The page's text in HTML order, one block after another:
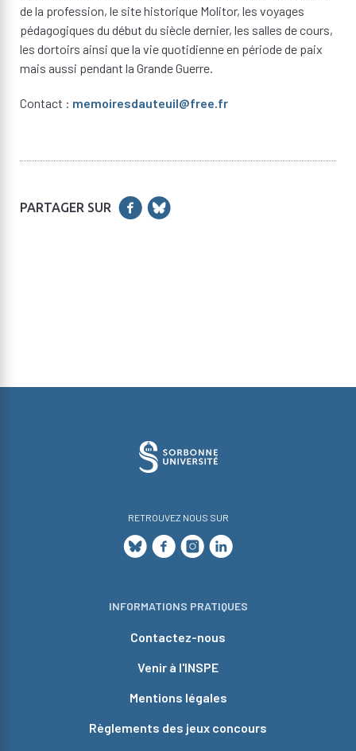
de la profession, le site historique Molitor, les voyages
pédagogiques du début du siècle dernier, les salles de cours,
les dortoirs ainsi que la vie quotidienne en période de paix
mais aussi pendant la Grande Guerre.
Contact : memoiresdauteuil@free.fr
PARTAGER SUR
RETROUVEZ NOUS SUR
INFORMATIONS PRATIQUES
Contactez-nous
Venir à l'INSPE
Mentions légales
Règlements des jeux concours